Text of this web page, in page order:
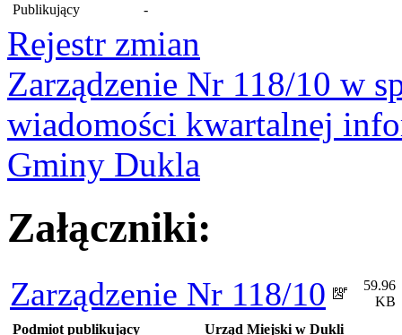
Publikujący
-
Rejestr zmian
Zarządzenie Nr 118/10 w
wiadomości kwartalnej
Gminy Dukla
Załączniki:
Zarządzenie Nr 118/10
59.96
KB
Podmiot publikujący
Urząd Miejski w Dukli